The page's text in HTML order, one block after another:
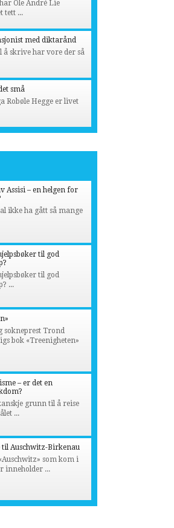
Ole André Lie
tett ...
med diktarånd
å skrive har vore der så
små
Robøle Hegge er livet
Assisi – en helgen for
ikke ha gått så mange
til god
til god
...
sokneprest Trond
bok «Treenigheten»
– er det en
grunn til å reise
...
til Auschwitz-Birkenau
som kom i
inneholder ...